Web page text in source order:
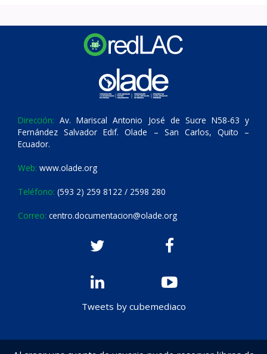
Dirección: Av. Mariscal Antonio José de Sucre N58-63 y
Fernández Salvador Edif. Olade – San Carlos, Quito –
Ecuador.
Web: www.olade.org
Teléfono: (593 2) 259 8122 / 2598 280
Correo: centro.documentacion@olade.org
Tweets by cubemediaco